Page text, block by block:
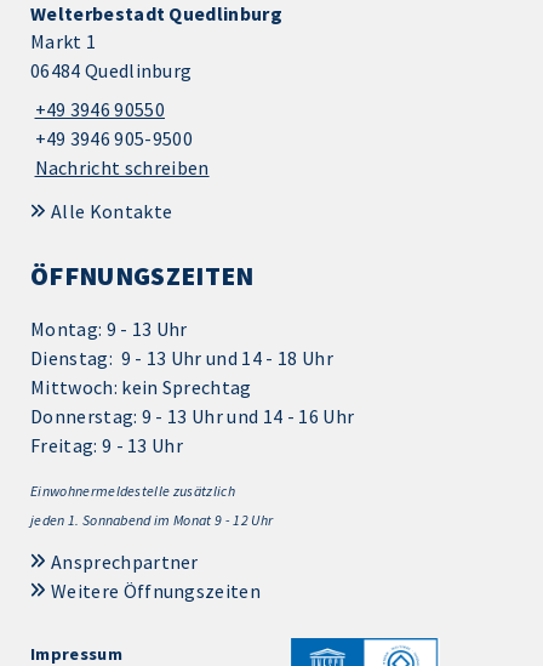
Welterbestadt Quedlinburg
Markt 1
06484 Quedlinburg
+49 3946 90550
+49 3946 905-9500
Nachricht schreiben
Alle Kontakte
ÖFFNUNGSZEITEN
Montag: 9 - 13 Uhr
Dienstag: 9 - 13 Uhr und 14 - 18 Uhr
Mittwoch: kein Sprechtag
Donnerstag: 9 - 13 Uhr und 14 - 16 Uhr
Freitag: 9 - 13 Uhr
Einwohnermeldestelle zusätzlich
jeden 1. Sonnabend im Monat 9 - 12 Uhr
Ansprechpartner
Weitere Öffnungszeiten
Impressum